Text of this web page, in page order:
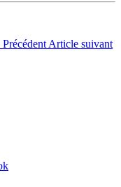
Précédent Article suivant